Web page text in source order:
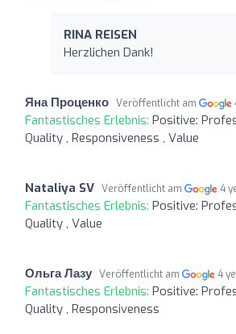
RINA REISEN
Herzlichen Dank!
Яна Проценко Veröffentlicht am
Fantastisches Erlebnis: Positive:
Quality , Responsiveness , Value
Nataliya SV Veröffentlicht am 4
Fantastisches Erlebnis: Positive:
Quality , Value
Ольга Лазу Veröffentlicht am 4
Fantastisches Erlebnis: Positive:
Quality , Responsiveness